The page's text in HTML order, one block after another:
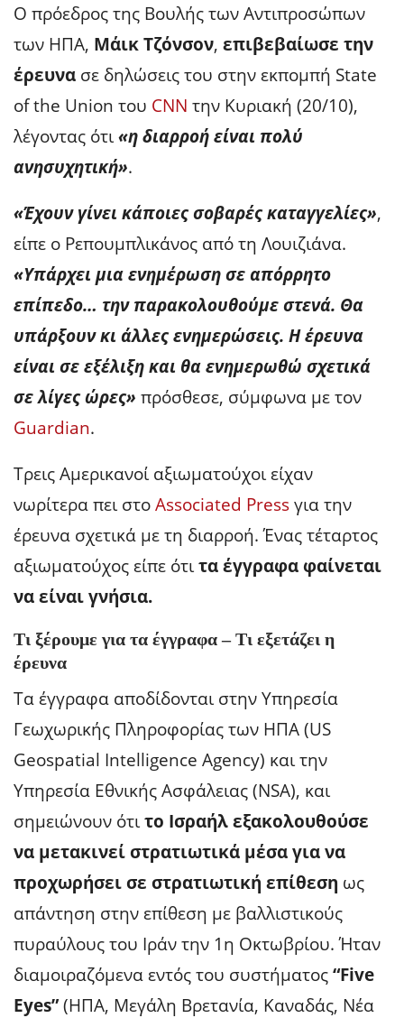
Ο πρόεδρος της Βουλής των Αντιπροσώπων
των ΗΠΑ, Μάικ Τζόνσον, επιβεβαίωσε την
έρευνα σε δηλώσεις του στην εκπομπή State
of the Union του CNN την Κυριακή (20/10),
λέγοντας ότι«η διαρροή είναι πολύ
ανησυχητική».
«Έχουν γίνει κάποιες σοβαρές καταγγελίες»,
είπε ο Ρεπουμπλικάνος από τη Λουιζιάνα.
«Υπάρχει μια ενημέρωση σε απόρρητο
επίπεδο… την παρακολουθούμε στενά. Θα
υπάρξουν κι άλλες ενημερώσεις. Η έρευνα
είναι σε εξέλιξη και θα ενημερωθώ σχετικά
σε λίγες ώρες» πρόσθεσε, σύμφωνα με τον
Guardian.
Τρεις Αμερικανοί αξιωματούχοι είχαν
νωρίτερα πει στοAssociated Pressγια την
έρευνα σχετικά με τη διαρροή. Ένας τέταρτος
αξιωματούχος είπε ότιτα έγγραφα φαίνεται
να είναι γνήσια.
Τι ξέρουμε για τα έγγραφα – Τι εξετάζει η
έρευνα
Τα έγγραφα αποδίδονται στην Υπηρεσία
Γεωχωρικής Πληροφορίας των ΗΠΑ (US
Geospatial Intelligence Agency) και την
Υπηρεσία Εθνικής Ασφάλειας (NSA), και
σημειώνουν ότιτο Ισραήλ εξακολουθούσε
να μετακινεί στρατιωτικά μέσα για να
προχωρήσει σε στρατιωτική επίθεση ως
απάντηση στην επίθεση με βαλλιστικούς
πυραύλους του Ιράν την 1η Οκτωβρίου. Ήταν
διαμοιραζόμενα εντός του συστήματος“Five
Eyes”(ΗΠΑ, Μεγάλη Βρετανία, Καναδάς, Νέα